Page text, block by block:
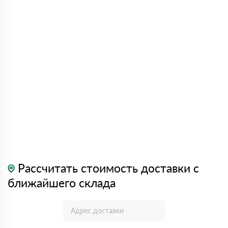
Рассчитать стоимость доставки с
ближайшего склада